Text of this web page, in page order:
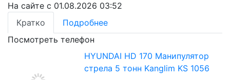
На сайте с 01.08.2026 03:52
Кратко
Подробнее
Посмотреть телефон
HYUNDAI HD 170 Манипулятор
стрела 5 тонн Kanglim KS 1056